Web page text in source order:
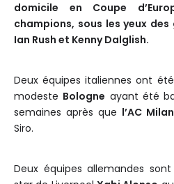
domicile en Coupe
champions, sous les yeux
Ian Rush et Kenny Dalglish.
Deux équipes italiennes ont
modeste Bologne ayant été
semaines après que l’AC Milan
Siro.
Deux équipes allemandes